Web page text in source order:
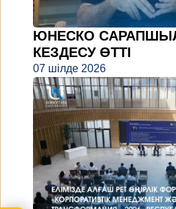
ЮНЕСКО
КЕЗДЕСУ ӨТТІ
07 шілде 2026